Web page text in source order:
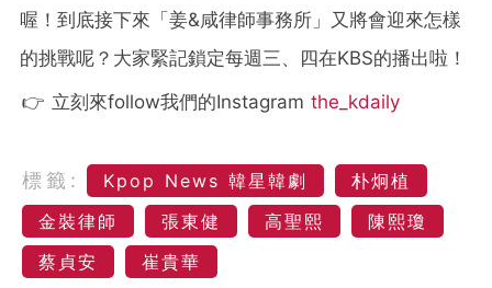
喔！到底接下來「姜&咸律師事務所」又將會迎來怎樣
的挑戰呢？大家緊記鎖定每週三、四在KBS的播出啦！
👉 立刻來follow我們的Instagram the_kdaily
標籤: Kpop News 韓星韓劇
朴炯植
金裝律師
張東健 高聖熙
陳熙瓊
蔡貞安
崔貴華